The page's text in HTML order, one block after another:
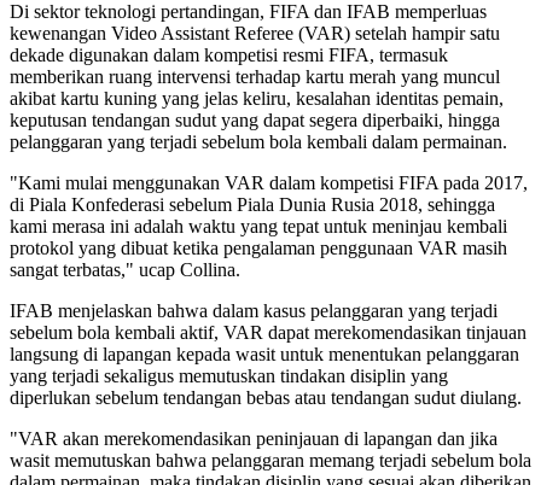
Di sektor teknologi pertandingan, FIFA dan IFAB memperluas
kewenangan Video Assistant Referee (VAR) setelah hampir satu
dekade digunakan dalam kompetisi resmi FIFA, termasuk
memberikan ruang intervensi terhadap kartu merah yang muncul
akibat kartu kuning yang jelas keliru, kesalahan identitas pemain,
keputusan tendangan sudut yang dapat segera diperbaiki, hingga
pelanggaran yang terjadi sebelum bola kembali dalam permainan.
"Kami mulai menggunakan VAR dalam kompetisi FIFA pada 2017,
di Piala Konfederasi sebelum Piala Dunia Rusia 2018, sehingga
kami merasa ini adalah waktu yang tepat untuk meninjau kembali
protokol yang dibuat ketika pengalaman penggunaan VAR masih
sangat terbatas," ucap Collina.
IFAB menjelaskan bahwa dalam kasus pelanggaran yang terjadi
sebelum bola kembali aktif, VAR dapat merekomendasikan tinjauan
langsung di lapangan kepada wasit untuk menentukan pelanggaran
yang terjadi sekaligus memutuskan tindakan disiplin yang
diperlukan sebelum tendangan bebas atau tendangan sudut diulang.
"VAR akan merekomendasikan peninjauan di lapangan dan jika
wasit memutuskan bahwa pelanggaran memang terjadi sebelum bola